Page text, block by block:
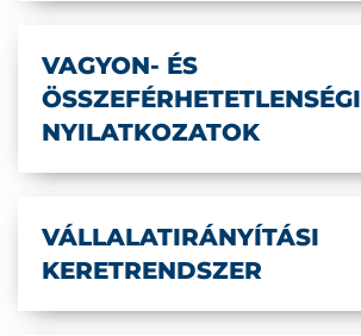
VAGYON- ÉS
ÖSSZEFÉRHETETLENSÉGI
NYILATKOZATOK
VÁLLALATIRÁNYÍTÁSI
KERETRENDSZER